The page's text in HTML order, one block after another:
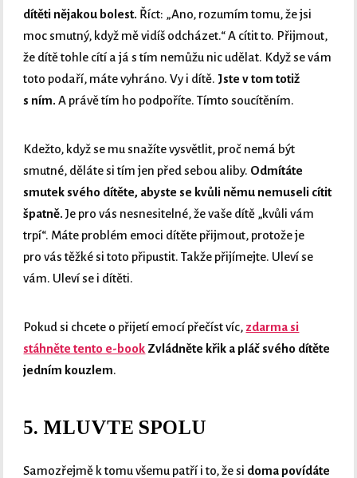
dítěti nějakou bolest. Říct: „Ano, rozumím tomu, že jsi
moc smutný, když mě vidíš odcházet.“ A cítit to. Přijmout,
že dítě tohle cítí a já s tím nemůžu nic udělat. Když se vám
toto podaří, máte vyhráno. Vy i dítě. Jste v tom totiž
s ním.A právě tím ho podpoříte. Tímto soucítěním.
Kdežto, když se mu snažíte vysvětlit, proč nemá být
smutné, děláte si tím jen před sebou aliby. Odmítáte
smutek svého dítěte, abyste se kvůli němu nemuseli cítit
špatně.Je pro vás nesnesitelné, že vaše dítě „kvůli vám
trpí“. Máte problém emoci dítěte přijmout, protože je
pro vás těžké si toto připustit. Takže přijímejte. Uleví se
vám. Uleví se i dítěti.
Pokud si chcete o přijetí emocí přečíst víc, zdarma si
stáhněte tento e-book Zvládněte křik a pláč svého dítěte
jedním kouzlem.
5. MLUVTE SPOLU
Samozřejmě k tomu všemu patří i to, že si doma povídáte